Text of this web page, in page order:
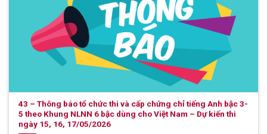
43 – Thông báo tổ chức thi và cấp chứng chỉ tiếng Anh bậc 3-
5 theo Khung NLNN 6 bậc dùng cho Việt Nam – Dự kiến thi
ngày 15, 16, 17/05/2026